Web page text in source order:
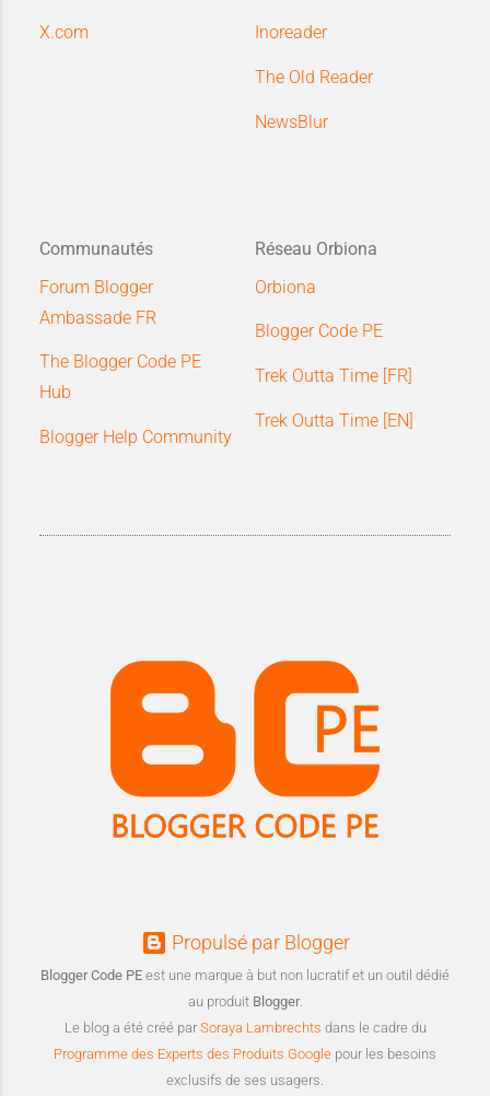
X.com Inoreader
The Old Reader
NewsBlur
Communautés
Forum Blogger
Ambassade FR
The Blogger Code PE
Hub
Blogger Help Community
Réseau Orbiona
Orbiona
Blogger Code PE
Trek Outta Time [FR]
Trek Outta Time [EN]
Propulsé par Blogger
Blogger Code PE est une marque à but non lucratif et un outil dédié
au produit Blogger.
Le blog a été créé par Soraya Lambrechts dans le cadre du
Programme des Experts des Produits Google pour les besoins
exclusifs de ses usagers.